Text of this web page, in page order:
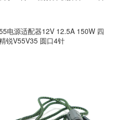
电源适配器12V 12.5A 150W 四
锐V55V35 圆口4针